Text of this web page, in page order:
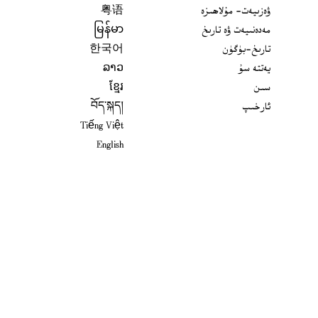
ۋەزىيەت- مۇلاھىزە
مەدەنىيەت ۋە تارىخ
تارىخ-بۈگۈن
يەتتە سۇ
سىن
ئارخىپ
粤语
မြန်မာ
한국어
ລາວ
ខ្មែរ
བོད་སྐད།
Tiếng Việt
English